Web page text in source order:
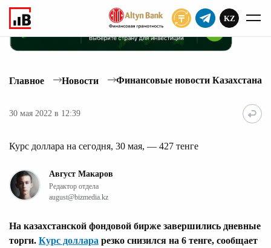
KZ
Главное Новости Финансовые новости Казахстана
30 мая 2022 в 12:39
Курс доллара на сегодня, 30 мая, — 427 тенге
Август Макаров
Редактор отдела
august@bizmedia.kz
На казахстанской фондовой бирже завершились дневные
торги. Курс доллара резко снизился на 6 тенге, сообщает